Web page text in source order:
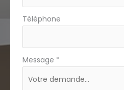
Téléphone
Message *